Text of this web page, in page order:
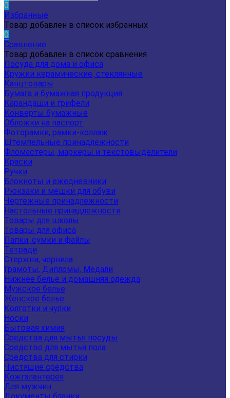
0
Избранные
Товар добавлен в список избранных
0
Сравнение
Товар добавлен в список сравнения
Посуда для дома и офиса
Кружки керамические, стеклянные
Канцтовары
Бумага и бумажная продукция
Карандаши и грифели
Конверты бумажные
Обложки на паспорт
Фоторамки, рамки-коллаж
Штемпельные принадлежности
Фломастеры, маркеры и текстовыделители
Краски
Ручки
Блокноты и ежедневники
Рюкзаки и мешки для обуви
Чертежные принадлежности
Настольные принадлежности
Товары для школы
Товары для офиса
Папки, сумки и файлы
Тетради
Стержни, чернила
Грамоты, Дипломы, Медали
Нижнее белье и домашняя одежда
Мужское белье
Женское белье
Колготки и чулки
Носки
Бытовая химия
Средства для мытья посуды
Средство для мытья пола
Средства для стирки
Чистящие средства
Кожгалантерея
Для мужчин